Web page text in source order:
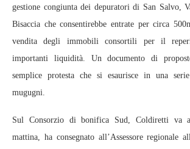
gestione congiunta dei depuratori di San Salvo,
Bisaccia che consentirebbe entrate per circa
vendita degli immobili consortili per il
importanti liquidità. Un documento di
semplice protesta che si esaurisce in una
mugugni.
Sul Consorzio di bonifica Sud, Coldiretti va
mattina, ha consegnato all’Assessore regionale